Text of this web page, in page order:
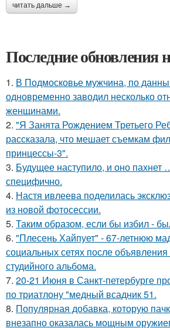
читать дальше →
Последние обновления
1. В Подмосковье мужчина, по
одновременно заводил несколько
женщинами.
2. "Я Занята Рождением Третьего
рассказала, что мешает съемкам
принцессы-3".
3. Будущее наступило, и оно пахнет
специфично.
4. Настя ивлеева поделилась
из новой фотосессии.
5. Таким образом, если бы избил -
6. "Плесень Хайпует" - 67-летнюю
социальных сетях после объявления
студийного альбома.
7. 20-21 Июня в Санкт-петербурге
по триатлону "медный всадник 51.
8. Популярная добавка, которую
внезапно оказалась мощным